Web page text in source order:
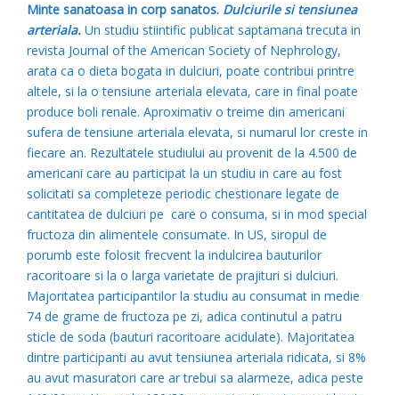
Minte sanatoasa in corp sanatos. Dulciurile si tensiunea
arteriala. Un studiu stiintific publicat saptamana trecuta in
revista Journal of the American Society of Nephrology,
arata ca o dieta bogata in dulciuri, poate contribui printre
altele, si la o tensiune arteriala elevata, care in final poate
produce boli renale. Aproximativ o treime din americani
sufera de tensiune arteriala elevata, si numarul lor creste in
fiecare an. Rezultatele studiului au provenit de la 4.500 de
americani care au participat la un studiu in care au fost
solicitati sa completeze periodic chestionare legate de
cantitatea de dulciuri pe care o consuma, si in mod special
fructoza din alimentele consumate. In US, siropul de
porumb este folosit frecvent la indulcirea bauturilor
racoritoare si la o larga varietate de prajituri si dulciuri.
Majoritatea participantilor la studiu au consumat in medie
74 de grame de fructoza pe zi, adica continutul a patru
sticle de soda (bauturi racoritoare acidulate). Majoritatea
dintre participanti au avut tensiunea arteriala ridicata, si 8%
au avut masuratori care ar trebui sa alarmeze, adica peste